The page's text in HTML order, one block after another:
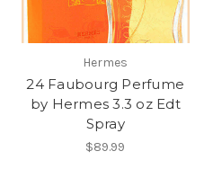
Hermes
24 Faubourg Perfume
by Hermes 3.3 oz Edt
Spray
$89.99